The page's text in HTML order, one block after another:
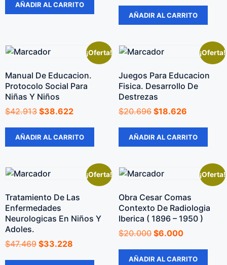
AÑADIR AL CARRITO
AÑADIR AL CARRITO
¡Oferta!
Manual De Educacion.
Protocolo Social Para
Niñas Y Niños
$42.913 $38.622
AÑADIR AL CARRITO
¡Oferta!
Juegos Para Educacion
Fisica. Desarrollo De
Destrezas
$20.696 $18.626
AÑADIR AL CARRITO
¡Oferta!
Tratamiento De Las
Enfermedades
Neurologicas En Niños Y
Adoles.
$47.469 $33.228
¡Oferta!
Obra Cesar Comas
Contexto De Radiologia
Iberica ( 1896 – 1950 )
$20.000 $6.000
AÑADIR AL CARRITO